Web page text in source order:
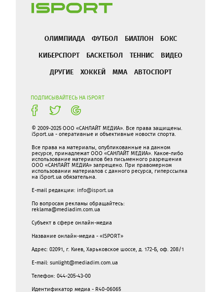
ОЛИМПИАДА ФУТБОЛ БИАТЛОН
БОКС
КИБЕРСПОРТ
БАСКЕТБОЛ ТЕННИС
ВИДЕО
ДРУГИЕ
ХОККЕЙ ММА АВТОСПОРТ
ПОДПИСЫВАЙТЕСЬ НА ISPORT
© 2009-2025 ООО «САНЛАЙТ МЕДИА». Все права защищены.
iSport.ua - оперативные и объективные новости спорта.
Все права на материалы, опубликованные на данном
ресурсе, принадлежат ООО «САНЛАЙТ МЕДИА». Какое-либо
использование материалов без письменного разрешения
ООО «САНЛАЙТ МЕДИА» запрещено. При правомерном
использовании материалов с данного ресурса, гиперссылка
на iSport.ua обязательна.
E-mail редакции: info@isport.ua
По вопросам рекламы обращайтесь:
reklama@mediadim.com.ua
Субъект в сфере онлайн-медиа
Название онлайн-медиа - «ISPORT»
Адрес: 02091, г. Киев, Харьковское шоссе, д. 172-Б, оф. 208/1
E-mail: sunlight@mediadim.com.ua
Телефон: 044-205-43-00
Идентификатор медиа - R40-06065